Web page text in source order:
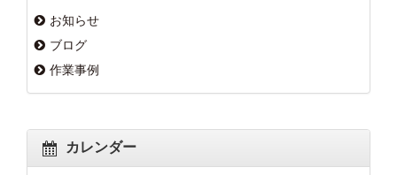
お知らせ
ブログ
作業事例
カレンダー